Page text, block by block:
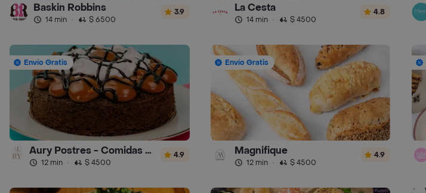
Baskin Robbins
14 min · $ 6500
3.9 La Cesta
14 min · $ 4500
4.8
Envío Gratis
Aury Postres - Comidas & Picadas
12 min · $ 4500
4.9
Envío Gratis
Magnifique
12 min · $ 4500
4.9